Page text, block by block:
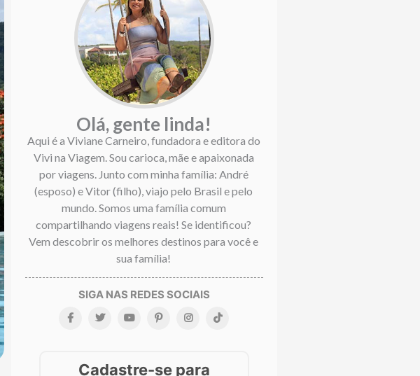
Olá, gente linda!
Aqui é a Viviane Carneiro, fundadora e editora do
Vivi na Viagem. Sou carioca, mãe e apaixonada
por viagens. Junto com minha família: André
(esposo) e Vitor (filho), viajo pelo Brasil e pelo
mundo. Somos uma família comum
compartilhando viagens reais! Se identificou?
Vem descobrir os melhores destinos para você e
sua família!